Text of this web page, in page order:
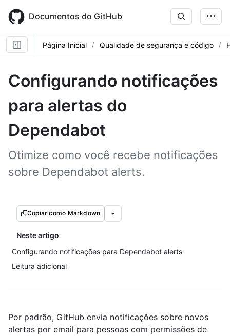
main
content
Documentos do GitHub
Página Inicial Qualidade de segurança e código
Configurando notificações
para alertas do
Dependabot
Otimize como você recebe notificações
sobre Dependabot alerts.
Copiar como Markdown
Neste artigo
Configurando notificações para Dependabot alerts
Leitura adicional
Por padrão, GitHub envia notificações sobre novos
alertas por email para pessoas com permissões de